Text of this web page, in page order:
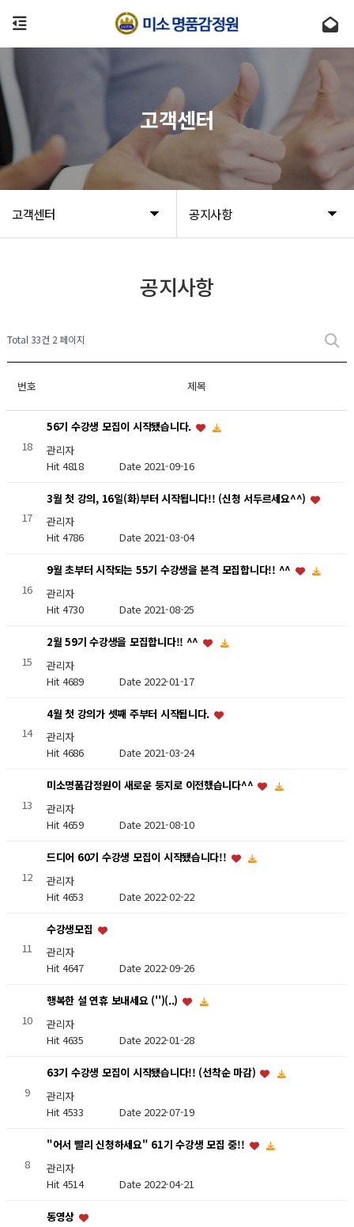
고객센터 공지사항
고객센터
공지사항
Total 33건 2 페이지
번호 제목
18
56기 수강생 모집이 시작됐습니다.
관리자
Hit 4818 Date 2021-09-16
17
3월 첫 강의, 16일(화)부터 시작됩니다!! (신청 서두르세요^^)
관리자
Hit 4786 Date 2021-03-04
16
9월 초부터 시작되는 55기 수강생을 본격 모집합니다!! ^^
관리자
Hit 4730 Date 2021-08-25
15
2월 59기 수강생을 모집합니다!! ^^
관리자
Hit 4689 Date 2022-01-17
14
4월 첫 강의가 셋째 주부터 시작됩니다.
관리자
Hit 4686 Date 2021-03-24
13
미소명품감정원이 새로운 둥지로 이전했습니다^^
관리자
Hit 4659 Date 2021-08-10
12
드디어 60기 수강생 모집이 시작됐습니다!!
관리자
Hit 4653 Date 2022-02-22
11
수강생모집
관리자
Hit 4647 Date 2022-09-26
10
행복한 설 연휴 보내세요 ('')(..)
관리자
Hit 4635 Date 2022-01-28
9
63기 수강생 모집이 시작됐습니다!! (선착순 마감)
관리자
Hit 4533 Date 2022-07-19
8
"어서 빨리 신청하세요" 61기 수강생 모집 중!!
관리자
Hit 4514 Date 2022-04-21
동영상